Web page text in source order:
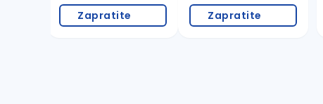
Zapratite Zapratite